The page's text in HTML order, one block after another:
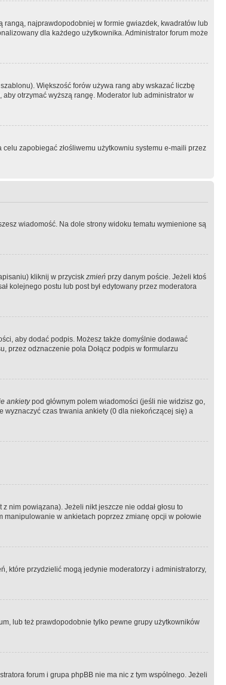
rangą, najprawdopodobniej w formie gwiazdek, kwadratów lub
dla każdego użytkownika. Administrator forum może
Większość forów używa rang aby wskazać liczbę
otrzymać wyższą rangę. Moderator lub administrator w
zapobiegać złośliwemu użytkowniu systemu e-maili przez
wiadomość. Na dole strony widoku tematu wymienione są
kliknij w przycisk zmień przy danym poście. Jeżeli ktoś
kolejnego postu lub post był edytowany przez moderatora
aby dodać podpis. Możesz także domyślnie dodawać
przez odznaczenie pola Dołącz podpis w formularzu
ankietypod głównym polem wiadomości (jeśli nie widzisz go,
czas trwania ankiety (0 dla niekończącej się) a
nim powiązana). Jeżeli nikt jeszcze nie oddał głosu to
w ankietach poprzez zmianę opcji w połowie
które przydzielić mogą jedynie moderatorzy i administratorzy,
lub też prawdopodobnie tylko pewne grupy użytkowników
forum i grupa phpBB nie ma nic z tym wspólnego. Jeżeli